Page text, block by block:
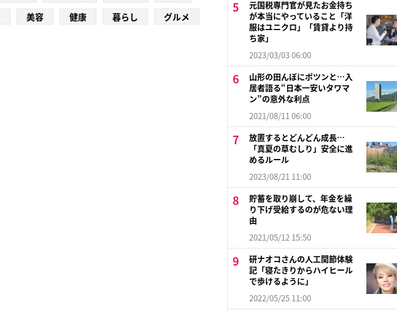
美容 健康 暮らし グルメ
元国税専門官が見たお金持ち
が本当にやっていること「洋
服はユニクロ」「賃貸より持
ち家」
2023/03/03 06:00
山形の田んぼにポツンと…入
居者語る“日本一安いタワマ
ン”の意外な利点
2021/08/11 06:00
放置するとどんどん成長…
「真夏の草むしり」安全に進
めるルール
2023/08/21 11:00
貯蓄を取り崩して、年金を繰
り下げ受給するのが危ない理
由
2021/05/12 15:50
研ナオコさんの人工関節体験
記「寝たきりからハイヒール
で歩けるように」
2022/05/25 11:00